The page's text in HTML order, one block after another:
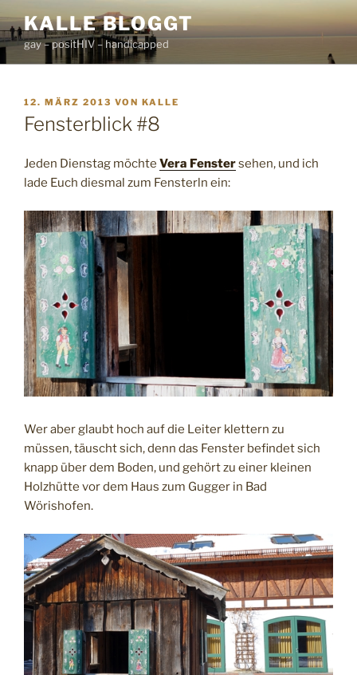
Inhalt
springen
KALLE BLOGGT
gay – positHIV – handicapped
VERÖFFENTLICHT
AM
12. MÄRZ 2013 VON KALLE
Fensterblick #8
Jeden Dienstag möchte Vera Fenstersehen, und ich
lade Euch diesmal zum Fensterln ein:
Wer aber glaubt hoch auf die Leiter klettern zu
müssen, täuscht sich, denn das Fenster befindet sich
knapp über dem Boden, und gehört zu einer kleinen
Holzhütte vor dem Haus zum Gugger in Bad
Wörishofen.